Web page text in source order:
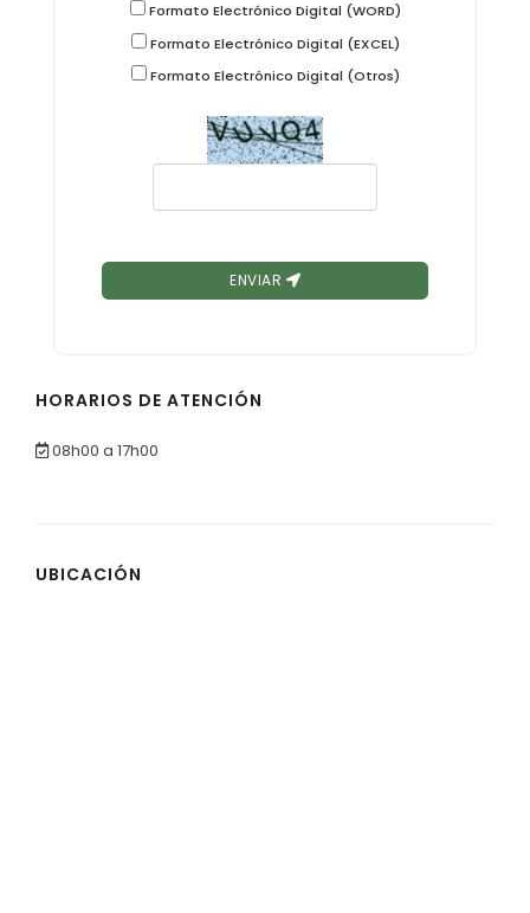
Formato Electrónico Digital (WORD)
Formato Electrónico Digital (EXCEL)
Formato Electrónico Digital (Otros)
ENVIAR
HORARIOS DE ATENCIÓN
08h00 a 17h00
UBICACIÓN